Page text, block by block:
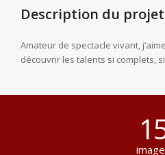
Description du projet
Amateur de spectacle vivant,
découvrir les talents si complets,